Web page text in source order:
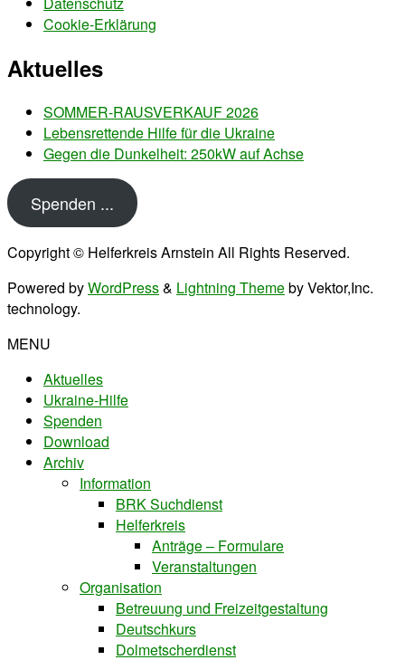
Cookie-Erklärung
Aktuelles
SOMMER-RAUSVERKAUF 2026
Lebensrettende Hilfe für die Ukraine
Gegen die Dunkelheit: 250kW auf Achse
Spenden ...
Copyright © Helferkreis Arnstein All Rights Reserved.
Powered byWordPress& Lightning Themeby Vektor,Inc.
technology.
MENU
Aktuelles
Ukraine-Hilfe
Spenden
Download
Archiv
Information
BRK Suchdienst
Helferkreis
Anträge – Formulare
Veranstaltungen
Organisation
Betreuung und Freizeitgestaltung
Deutschkurs
Dolmetscherdienst